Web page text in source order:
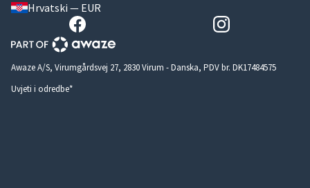
Hrvatski — EUR
Awaze A/S, Virumgårdsvej 27, 2830 Virum - Danska, PDV br. DK17484575
Uvjeti i odredbe*